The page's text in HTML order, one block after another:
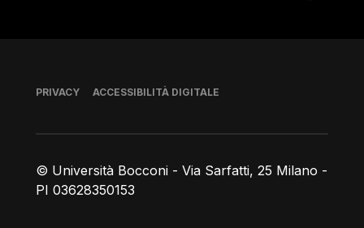
© Università Bocconi - Via Sarfatti, 25 Milano -
PI 03628350153
Piè di pagina
PRIVACY ACCESSIBILITÀ DIGITALE